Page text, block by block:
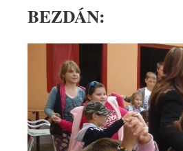
BEZDÁN: